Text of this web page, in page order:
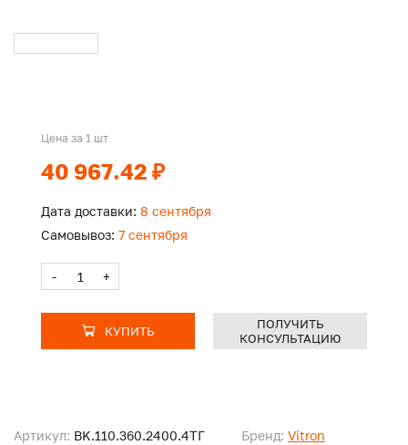
Артикул: BK.110.360.2400.4ТГ Бренд: Vitron
Цена за 1 шт
40 967.42 ₽
Дата доставки: 8 сентября
Самовывоз: 7 сентября
- +
КУПИТЬ
ПОЛУЧИТЬ
КОНСУЛЬТАЦИЮ